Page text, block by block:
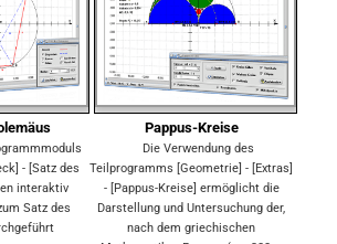
- [Satz des
interaktiv
Satz des
Pappus-Kreise
Die Verwendung des
Teilprogramms [Geometrie] - [Extras]
- [Pappus-Kreise] ermöglicht die
Darstellung und Untersuchung der,
nach dem griechischen